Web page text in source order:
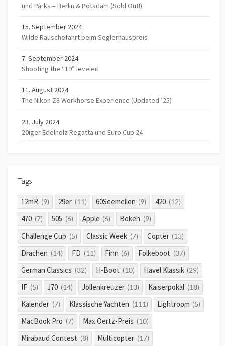
und Parks – Berlin & Potsdam (Sold Out!)
15. September 2024
Wilde Rauschefahrt beim Seglerhauspreis
7. September 2024
Shooting the “19” leveled
11. August 2024
The Nikon Z8 Workhorse Experience (Updated ’25)
23. July 2024
20iger Edelholz Regatta und Euro Cup 24
Tags
12mR (9) 29er (11) 60Seemeilen (9) 420 (12)
470 (7) 505 (6) Apple (6) Bokeh (9)
Challenge Cup (5) Classic Week (7) Copter (13)
Drachen (14) FD (11) Finn (6) Folkeboot (37)
German Classics (32) H-Boot (10) Havel Klassik (29)
IF (5) J70 (14) Jollenkreuzer (13) Kaiserpokal (18)
Kalender (7) Klassische Yachten (111) Lightroom (5)
MacBook Pro (7) Max Oertz-Preis (10)
Mirabaud Contest (8) Multicopter (17)